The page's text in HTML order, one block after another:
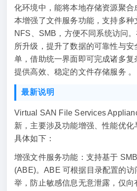
化环境中，能将本地存储资源聚合
本增强了文件服务功能，支持多种
NFS、SMB，方便不同系统访问
所升级，提升了数据的可靠性与
单，借助统一界面即可完成诸多复
提供高效、稳定的文件存储服务 。
最新说明
Virtual SAN File Services
新，主要涉及功能增强、性能优化
具体如下：
增强文件服务功能：支持基于
(ABE)。ABE 可根据目录配置的访
举，防止敏感信息无意泄露，仅向